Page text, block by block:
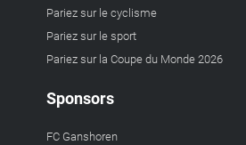
Pariez sur le cyclisme
Pariez sur le sport
Pariez sur la Coupe du Monde 2026
Sponsors
FC Ganshoren